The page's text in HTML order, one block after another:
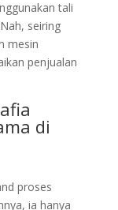
tali
seiring
mesin
penjualan
di
proses
ia hanya